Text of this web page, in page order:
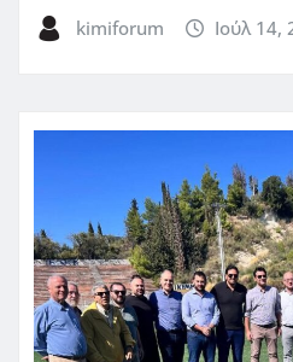
kimiforum Ιούλ 14,